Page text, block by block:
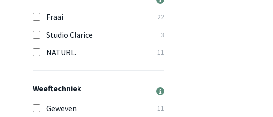
Fraai
22
Studio Clarice 3
NATURL. 11
Weeftechniek
Geweven
11